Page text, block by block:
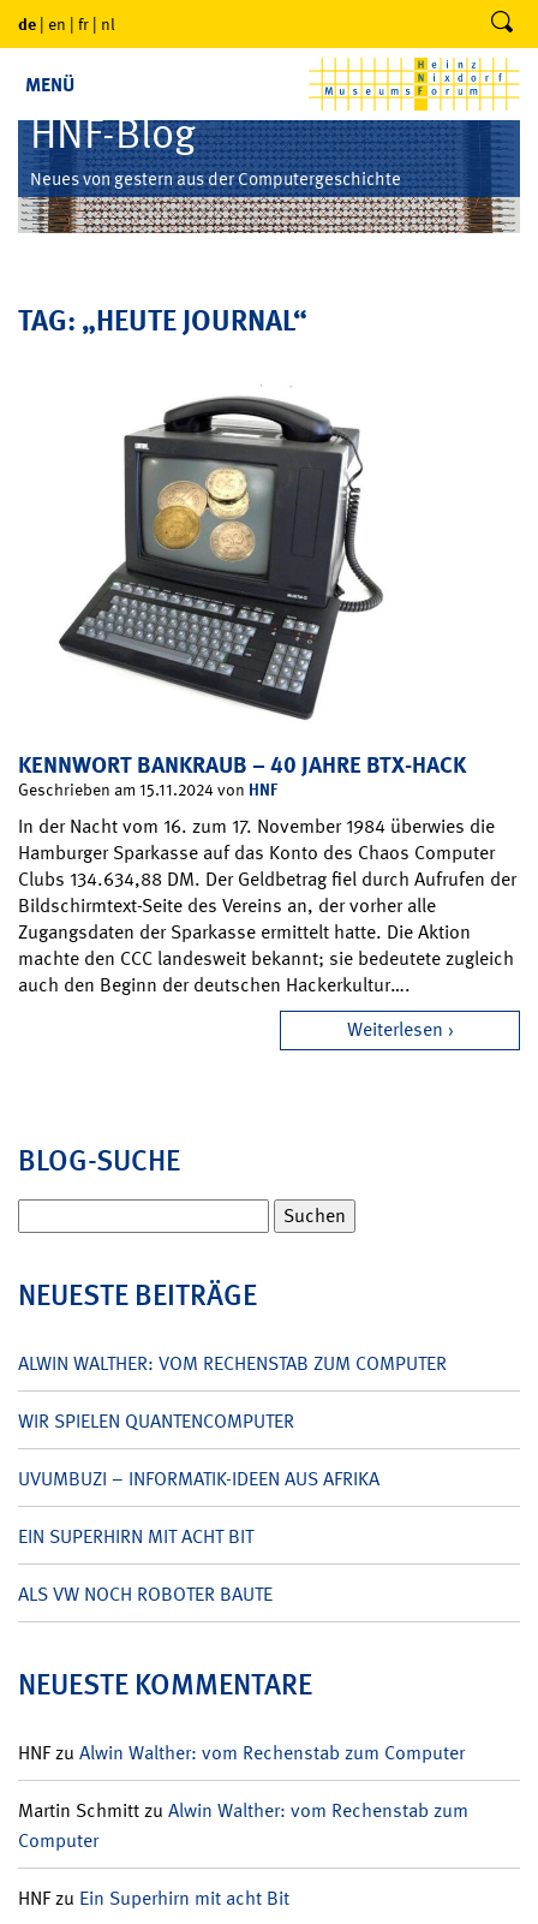
de | en | fr | nl
MENÜ
HNF-Blog
Neues von gestern aus der Computergeschichte
TAG: „HEUTE JOURNAL“
KENNWORT BANKRAUB – 40 JAHRE BTX-HACK
Geschrieben am 15.11.2024 von HNF
In der Nacht vom 16. zum 17. November 1984 überwies die
Hamburger Sparkasse auf das Konto des Chaos Computer
Clubs 134.634,88 DM. Der Geldbetrag fiel durch Aufrufen der
Bildschirmtext-Seite des Vereins an, der vorher alle
Zugangsdaten der Sparkasse ermittelt hatte. Die Aktion
machte den CCC landesweit bekannt; sie bedeutete zugleich
auch den Beginn der deutschen Hackerkultur….
Weiterlesen
BLOG-SUCHE
nach:
NEUESTE BEITRÄGE
ALWIN WALTHER: VOM RECHENSTAB ZUM COMPUTER
WIR SPIELEN QUANTENCOMPUTER
UVUMBUZI – INFORMATIK-IDEEN AUS AFRIKA
EIN SUPERHIRN MIT ACHT BIT
ALS VW NOCH ROBOTER BAUTE
NEUESTE KOMMENTARE
HNFzu Alwin Walther: vom Rechenstab zum Computer
Martin Schmittzu Alwin Walther: vom Rechenstab zum
Computer
HNFzu Ein Superhirn mit acht Bit